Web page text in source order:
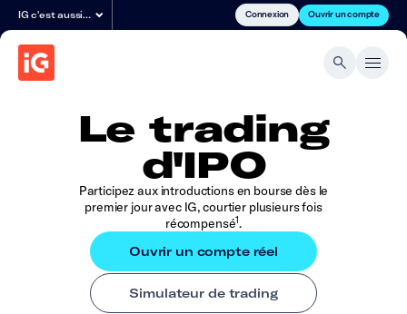
IG c'est aussi… Connexion Ouvrir un compte
Le trading
d'IPO
Participez aux introductions en bourse dès le
premier jour avec IG, courtier plusieurs fois
récompensé1.